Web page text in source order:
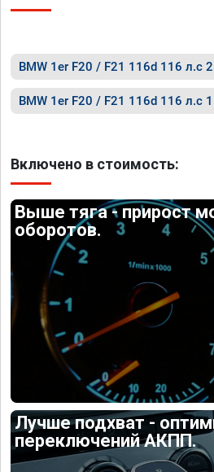
BMW 1er F20 / F21 116d 116 л.с
BMW 1er F20 / F21 116d 116 л.с
Включено в стоимость:
Выше тяга - прирост
оборотов.
Лучше подхват -
переключений АКПП.